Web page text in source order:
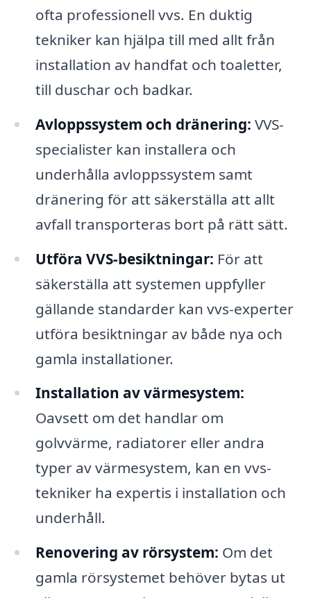
ofta professionell vvs. En duktig
tekniker kan hjälpa till med allt från
installation av handfat och toaletter,
till duschar och badkar.
Avloppssystem och dränering: VVS-
specialister kan installera och
underhålla avloppssystem samt
dränering för att säkerställa att allt
avfall transporteras bort på rätt sätt.
Utföra VVS-besiktningar: För att
säkerställa att systemen uppfyller
gällande standarder kan vvs-experter
utföra besiktningar av både nya och
gamla installationer.
Installation av värmesystem:
Oavsett om det handlar om
golvvärme, radiatorer eller andra
typer av värmesystem, kan en vvs-
tekniker ha expertis i installation och
underhåll.
Renovering av rörsystem: Om det
gamla rörsystemet behöver bytas ut